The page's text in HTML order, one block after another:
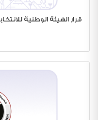
قرار الهيئة الوطنية للانتخابات رقم